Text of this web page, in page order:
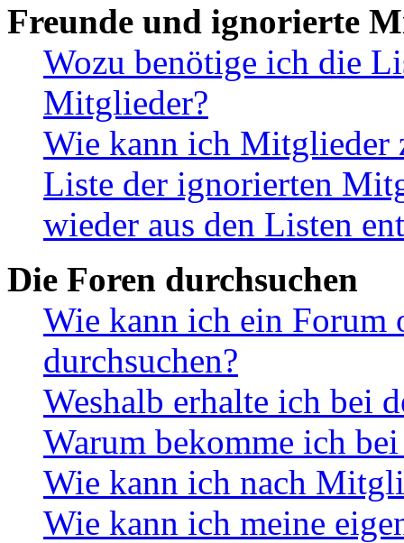
Freunde und ignorierte
Wozu benötige ich die
Mitglieder?
Wie kann ich Mitglieder
Liste der ignorierten
wieder aus den Listen
Die Foren durchsuchen
Wie kann ich ein Forum
durchsuchen?
Weshalb erhalte ich bei
Warum bekomme ich
Wie kann ich nach
Wie kann ich meine